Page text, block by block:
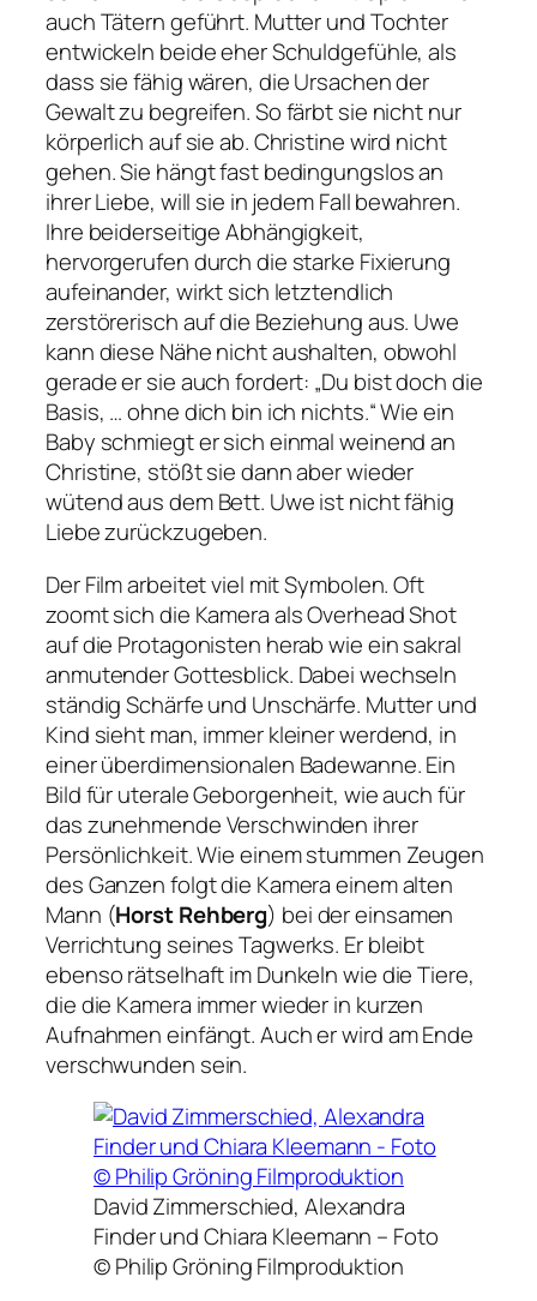
auch Tätern geführt. Mutter und Tochter
entwickeln beide eher Schuldgefühle, als
dass sie fähig wären, die Ursachen der
Gewalt zu begreifen. So färbt sie nicht nur
körperlich auf sie ab. Christine wird nicht
gehen. Sie hängt fast bedingungslos an
ihrer Liebe, will sie in jedem Fall bewahren.
Ihre beiderseitige Abhängigkeit,
hervorgerufen durch die starke Fixierung
aufeinander, wirkt sich letztendlich
zerstörerisch auf die Beziehung aus. Uwe
kann diese Nähe nicht aushalten, obwohl
gerade er sie auch fordert: „Du bist doch die
Basis, … ohne dich bin ich nichts.“Wie ein
Baby schmiegt er sich einmal weinend an
Christine, stößt sie dann aber wieder
wütend aus dem Bett. Uwe ist nicht fähig
Liebe zurückzugeben.
Der Film arbeitet viel mit Symbolen. Oft
zoomt sich die Kamera als Overhead Shot
auf die Protagonisten herab wie ein sakral
anmutender Gottesblick. Dabei wechseln
ständig Schärfe und Unschärfe. Mutter und
Kind sieht man, immer kleiner werdend, in
einer überdimensionalen Badewanne. Ein
Bild für uterale Geborgenheit, wie auch für
das zunehmende Verschwinden ihrer
Persönlichkeit. Wie einem stummen Zeugen
des Ganzen folgt die Kamera einem alten
Mann (Horst Rehberg) bei der einsamen
Verrichtung seines Tagwerks. Er bleibt
ebenso rätselhaft im Dunkeln wie die Tiere,
die die Kamera immer wieder in kurzen
Aufnahmen einfängt. Auch er wird am Ende
verschwunden sein.
David Zimmerschied, Alexandra
Finder und Chiara Kleemann – Foto
© Philip Gröning Filmproduktion